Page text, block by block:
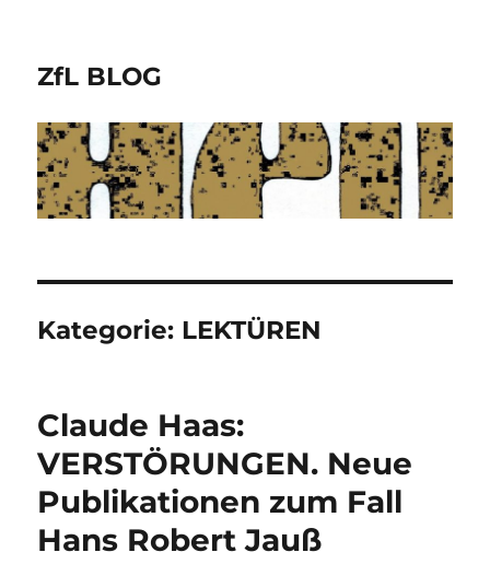
ZfL BLOG
Kategorie: LEKTÜREN
Claude Haas:
VERSTÖRUNGEN. Neue
Publikationen zum Fall
Hans Robert Jauß